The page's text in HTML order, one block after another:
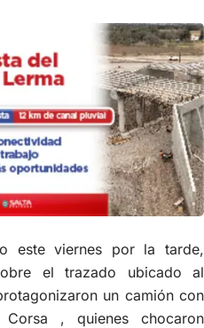
este viernes por la tarde,
el trazado ubicado al
un camión con
, quienes chocaron